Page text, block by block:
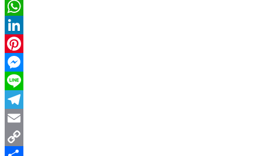
Twitter
WhatsApp
LinkedIn
Pinterest
Messenger
Line
Telegram
Email